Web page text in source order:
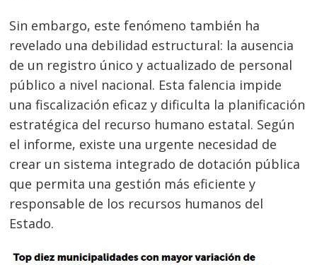
Sin embargo, este fenómeno también ha
revelado una debilidad estructural: la ausencia
de un registro único y actualizado de personal
público a nivel nacional. Esta falencia impide
una fiscalización eficaz y dificulta la planificación
estratégica del recurso humano estatal. Según
el informe, existe una urgente necesidad de
crear un sistema integrado de dotación pública
que permita una gestión más eficiente y
responsable de los recursos humanos del
Estado.